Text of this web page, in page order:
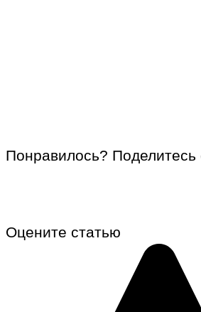
Понравилось? Поделитесь
Оцените статью